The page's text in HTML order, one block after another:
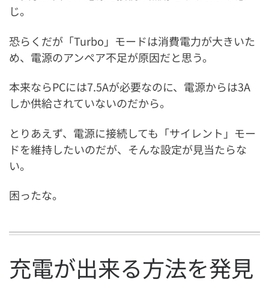
じ。
恐らくだが「Turbo」モードは消費電力が大きいた
め、電源のアンペア不足が原因だと思う。
本来ならPCには7.5Aが必要なのに、電源からは3A
しか供給されていないのだから。
とりあえず、電源に接続しても「サイレント」モー
ドを維持したいのだが、そんな設定が見当たらな
い。
困ったな。
充電が出来る方法を発見